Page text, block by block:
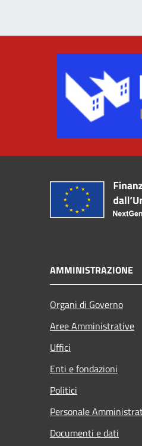
AMMINISTRAZIONE
Organi di Governo
Aree Amministrative
Uffici
Enti e fondazioni
Politici
Personale
Documenti e dati